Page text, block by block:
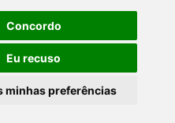
Concordo
Eu recuso
minhas preferências